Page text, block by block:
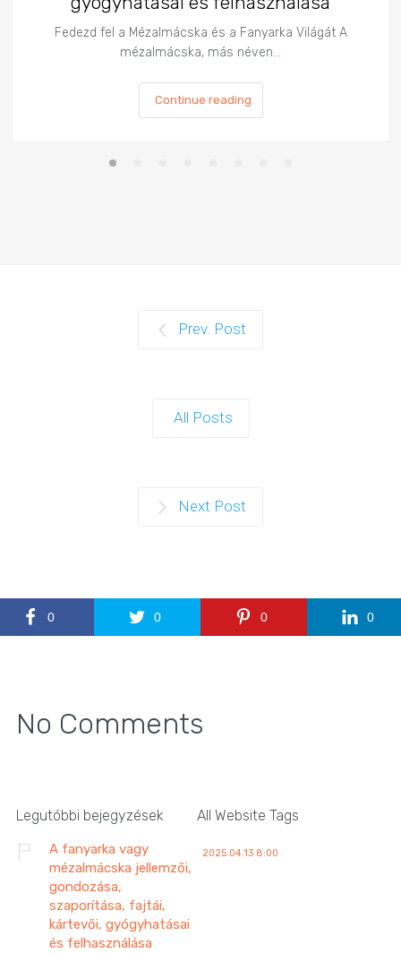
Fedezd fel a Mézalmácska és a Fanyarka Világát A
mézalmácska, más néven…
Continue reading
Prev. Post
All Posts
Next Post
0 0 0 0
No Comments
Legutóbbi bejegyzések
A fanyarka vagy
mézalmácska jellemzői,
gondozása,
szaporítása, fajtái,
kártevői, gyógyhatásai
és felhasználása
All Website Tags
2025.04.13 8:00